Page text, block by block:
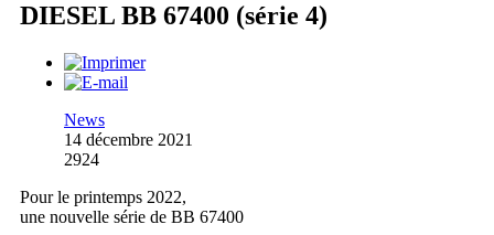
DIESEL BB 67400 (série 4)
News
14 décembre 2021
2924
Pour le printemps 2022,
une nouvelle série de BB 67400